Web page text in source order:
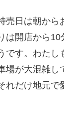
売日は朝から
は開店から10
です。わたし
場が大混雑し
れだけ地元で